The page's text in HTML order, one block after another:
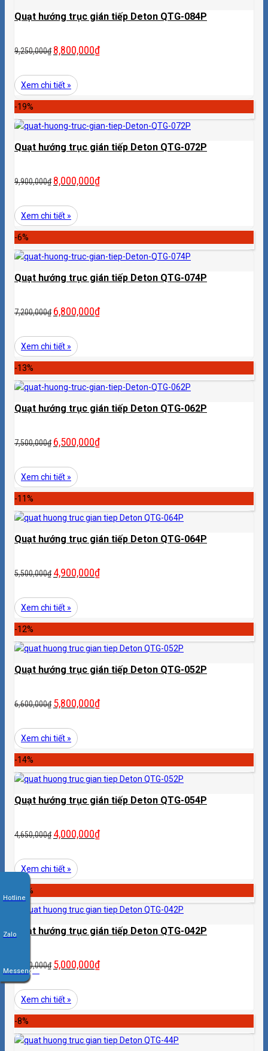
Quạt hướng trục gián tiếp Deton QTG-084P
9,250,000₫ 8,800,000₫
Xem chi tiết »
-19%
Quạt hướng trục gián tiếp Deton QTG-072P
9,900,000₫ 8,000,000₫
Xem chi tiết »
-6%
Quạt hướng trục gián tiếp Deton QTG-074P
7,200,000₫ 6,800,000₫
Xem chi tiết »
-13%
Quạt hướng trục gián tiếp Deton QTG-062P
7,500,000₫ 6,500,000₫
Xem chi tiết »
-11%
Quạt hướng trục gián tiếp Deton QTG-064P
5,500,000₫ 4,900,000₫
Xem chi tiết »
-12%
Quạt hướng trục gián tiếp Deton QTG-052P
6,600,000₫ 5,800,000₫
Xem chi tiết »
-14%
Quạt hướng trục gián tiếp Deton QTG-054P
4,650,000₫ 4,000,000₫
Xem chi tiết »
-13%
Quạt hướng trục gián tiếp Deton QTG-042P
5,780,000₫ 5,000,000₫
Xem chi tiết »
-8%
Hotline
Zalo
Messenger